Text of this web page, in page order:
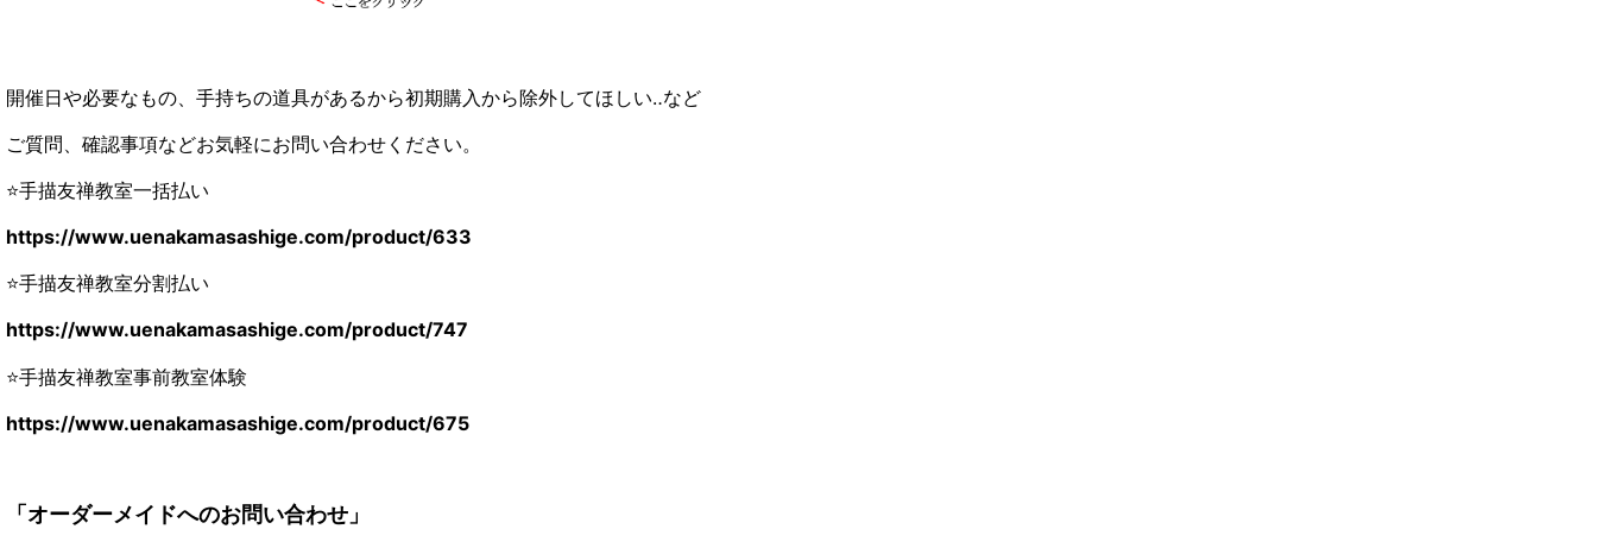
開催日や必要なもの、手持ちの道具があるから初期購入から除外してほしい‥など
ご質問、確認事項などお気軽にお問い合わせください。
⭐手描友禅教室一括払い
https://www.uenakamasashige.com/product/633
⭐手描友禅教室分割払い
https://www.uenakamasashige.com/product/747
⭐手描友禅教室事前教室体験
https://www.uenakamasashige.com/product/675
「オーダーメイドへのお問い合わせ」